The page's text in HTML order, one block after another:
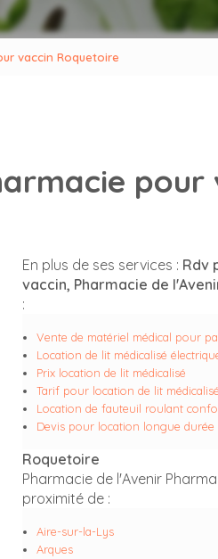
vaccin Roquetoire
pour
En plus de ses services : Rdv
vaccin, Pharmacie de
:
Vente de matériel médical pour
Location de lit médicalisé
Prix location de lit médicalisé
Tarif pour location de lit médicalisé
Location de fauteuil roulant
Devis pour location longue
Roquetoire
Pharmacie de l'Avenir
proximité de :
Aire-sur-la-Lys
Arques